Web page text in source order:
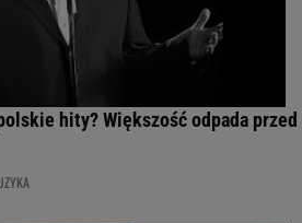
hity? Większość odpada przed